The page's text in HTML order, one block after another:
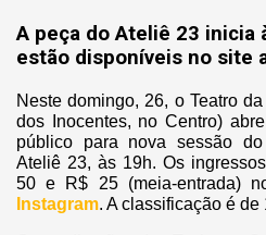
A peça do Ateliê 23 inicia
estão disponíveis no site
Neste domingo, 26, o Teatro
dos Inocentes, no Centro)
público para nova sessão do
Ateliê 23, às 19h. Os
50 e R$ 25 (meia-entrada)
Instagram. A classificação é de